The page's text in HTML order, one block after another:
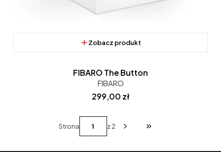
Zobacz produkt
FIBARO The Button
FIBARO
Cena
299,00 zł
Strona z 2
Przejdź do ostatniej